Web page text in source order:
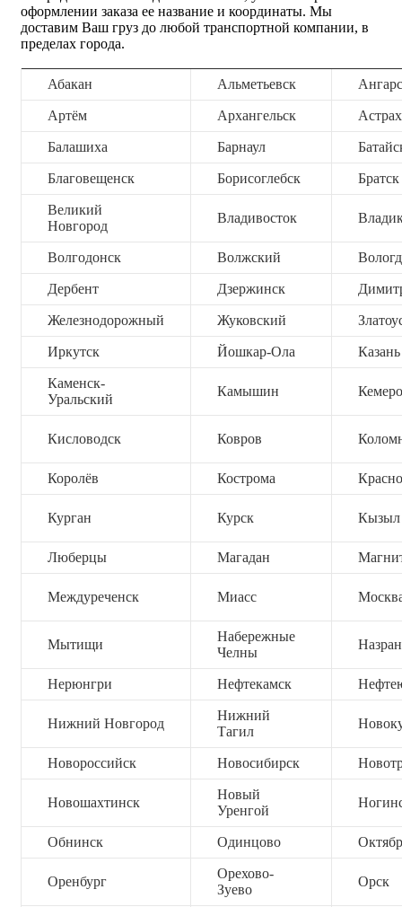
оформлении заказа ее название и координаты. Мы
доставим Ваш груз до любой транспортной компании, в
пределах города.
Абакан Альметьевск
Артём Архангельск
Балашиха Барнаул
Благовещенск Борисоглебск Братск
Великий
Новгород
Владивосток
Волгодонск Волжский
Дербент Дзержинск
Железнодорожный Жуковский
Иркутск Йошкар-Ола Казань
Каменск-
Уральский
Камышин
Кисловодск Ковров
Королёв Кострома
Курган Курск Кызыл
Люберцы Магадан
Междуреченск Миасс
Мытищи
Набережные
Челны
Нерюнгри Нефтекамск
Нижний Новгород
Нижний
Тагил
Новороссийск Новосибирск
Новошахтинск
Новый
Уренгой
Обнинск Одинцово
Оренбург
Орехово-
Зуево
Орск